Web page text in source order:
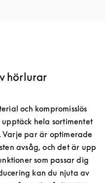
hörlurar
och kompromisslös
hela sortimentet
par är optimerade
avsåg, och det är upp
som passar dig
kan du njuta av